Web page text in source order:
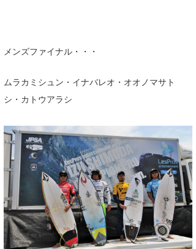
メンズファイナル・・・
ムラカミシュン・イナバレオ・オオノマサト
シ・カトウアラシ